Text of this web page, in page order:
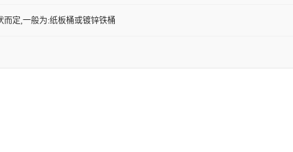
而定,一般为:纸板桶或镀锌铁桶